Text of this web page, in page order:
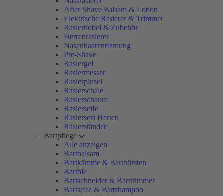
After Shave Balsam & Lotion
Elektrische Rasierer & Trimmer
Rasierhobel & Zubehör
Herrenrasierer
Nasenhaarentfernung
Pre-Shave
Rasiergel
Rasiermesser
Rasierpinsel
Rasierschale
Rasierschaum
Rasierseife
Rasiersets Herren
Rasierständer
Bartpflege
Alle anzeigen
Bartbalsam
Bartkämme & Bartbürsten
Bartöle
Bartschneider & Barttrimmer
Bartseife & Bartshampoo